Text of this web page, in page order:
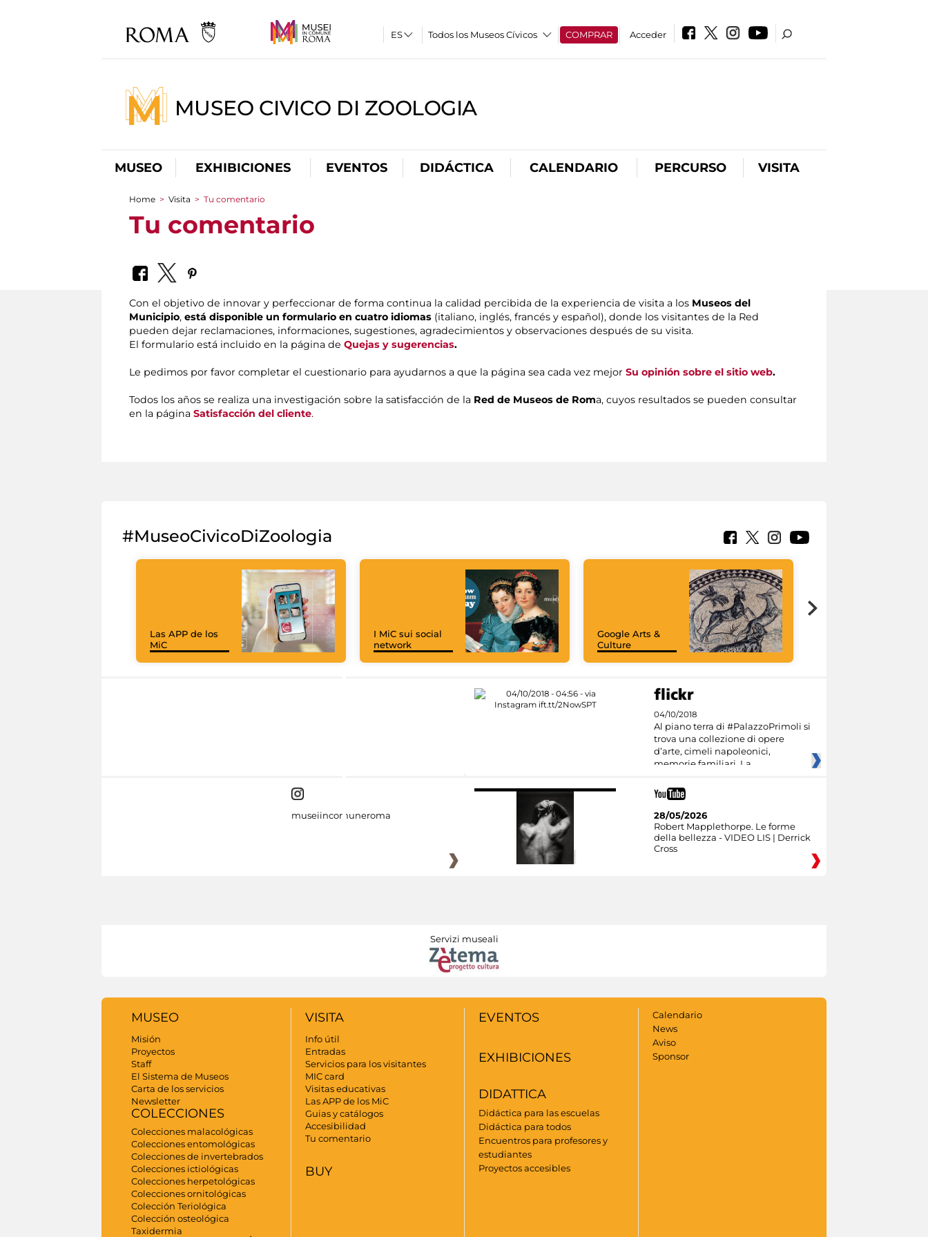
Todos los Museos Cívicos COMPRAR Acceder
MUSEO CIVICO DI ZOOLOGIA
MUSEO EXHIBICIONES EVENTOS DIDÁCTICA CALENDARIO PERCURSO VISITA
You are here
Home > Visita > Tu comentario
Tu comentario
Con el objetivo de innovar y perfeccionar de forma continua la calidad percibida de la experiencia de visita a los Museos del
Municipio, está disponible un formulario en cuatro idiomas (italiano, inglés, francés y español), donde los visitantes de la Red
pueden dejar reclamaciones, informaciones, sugestiones, agradecimientos y observaciones después de su visita.
El formulario está incluido en la página de Quejas y sugerencias.
Le pedimos por favor completar el cuestionario para ayudarnos a que la página sea cada vez mejor Su opinión sobre el sitio web.
Todos los años se realiza una investigación sobre la satisfacción de la Red de Museos de Roma, cuyos resultados se pueden consultar
en la página Satisfacción del cliente.
#MuseoCivicoDiZoologia
Las APP de los
MiC
I MiC sui social
network
Google Arts &
Culture
04/10/2018
Al piano terra di #PalazzoPrimoli si
trova una collezione di opere
d’arte, cimeli napoleonici,
memorie familiari. La
museiincomuneroma
28/05/2026
Robert Mapplethorpe. Le forme
della bellezza - VIDEO LIS | Derrick
Cross
Servizi museali
MUSEO
Misión
Proyectos
Staff
El Sistema de Museos
Carta de los servicios
Newsletter
COLECCIONES
Colecciones malacológicas
Colecciones entomológicas
Colecciones de invertebrados
Colecciones ictiológicas
Colecciones herpetológicas
Colecciones ornitológicas
Colección Teriológica
Colección osteológica
Taxidermia
VISITA
Info útil
Entradas
Servicios para los visitantes
MIC card
Visitas educativas
Las APP de los MiC
Guias y catálogos
Accesibilidad
Tu comentario
BUY
EVENTOS
EXHIBICIONES
DIDATTICA
Didáctica para las escuelas
Didáctica para todos
Encuentros para profesores y
estudiantes
Proyectos accesibles
Calendario
News
Aviso
Sponsor